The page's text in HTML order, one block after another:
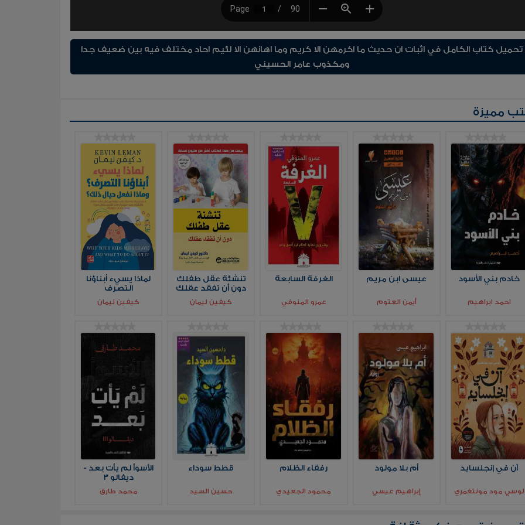
تحميل كتاب الكامل في اثبات ان حديث ما اكرمهن الا كريم وما اهانهن الا لئيم احاد مختلف فيه بين ضعيف جدا
ومكذوب عامر الحسيني
مميزة
خادم بني الأسود
احمد ابراهيم
عيسى ابن مريم
أيمن العتوم
الغرفة السابعة
عمرو المنوفي
تنشئة عقل طفلك
دون أن تفقد عقلك
كيفين ليمان
لماذا يسيء أبناؤنا
التصرف
كيفين ليمان
آن في إنجلسايد
لوسي مود مونتغمري
أم بلا مولود
إبراهيم عيسي
رفقاء الظلام
محمود الجعيدي
قطط سوداء
حسين السيد
الأسوأ لم يأت بعد -
ديفالو 3
محمد طارق